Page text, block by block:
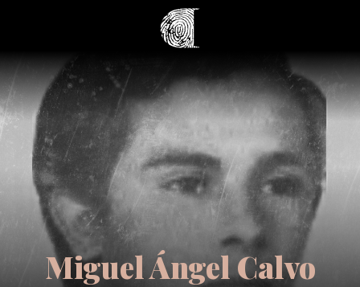
Miguel Ángel Calvo